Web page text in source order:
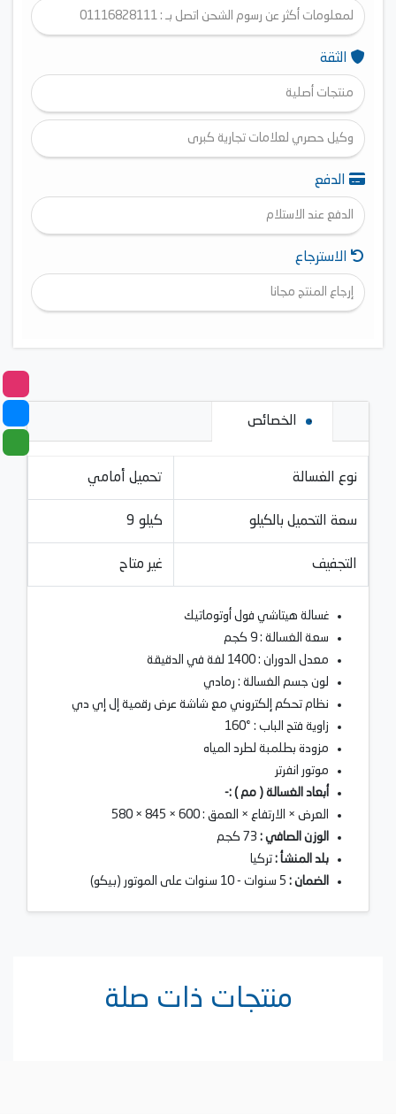
لمعلومات أكثر عن رسوم الشحن اتصل بـ : 01116828111
الثقة
منتجات أصلية
وكيل حصري لعلامات تجارية كبرى
الدفع
الدفع عند الاستلام
الاسترجاع
إرجاع المنتج مجانا
الخصائص
نوع الغسالة تحميل أمامي
سعة التحميل بالكيلو 9 كيلو
التجفيف غير متاح
غسالة هيتاشي فول أوتوماتيك
سعة الغسالة : 9 كجم
معدل الدوران : 1400 لفة في الدقيقة
لون جسم الغسالة : رمادي
نظام تحكم إلكتروني مع شاشة عرض رقمية إل إي دي
زاوية فتح الباب : °160
مزودة بطلمبة لطرد المياه
موتور انفرتر
أبعاد الغسالة ( مم ) :-
العرض × الارتفاع × العمق : 600 × 845 × 580
الوزن الصافي :
بلد المنشأ : تركيا
الضمان :
منتجات ذات صلة